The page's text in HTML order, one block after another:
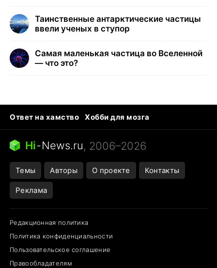
Таинственные антарктические частицы
ввели ученых в ступор
Самая маленькая частица во Вселенной
— что это?
Ответ на хамство
Хобби для мозга
Бензин 100 и 95
Тунцы в океанариуме
Следующая пандемия
Hi-News.ru, 2006–2026
Темы Авторы О проекте Контакты
Реклама
Редакционная политика
Политика конфиденциальности
Пользовательское соглашение
Правообладателям